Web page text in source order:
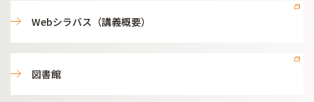
Webシラバス（講義概要）
図書館